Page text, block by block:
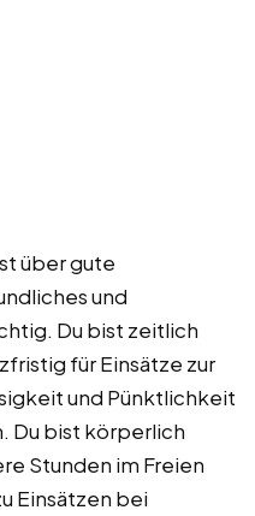
über gute
und
Du bist zeitlich
für Einsätze zur
und Pünktlichkeit
Du bist körperlich
Stunden im Freien
Einsätzen bei